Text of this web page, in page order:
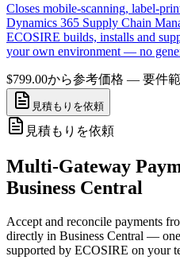
Closes mobile-scanning, label-
Dynamics 365 Supply Chain
ECOSIRE builds, installs and
your own environment — no
$799.00から参考価格 — 要件
見積もりを依頼
見積もりを依頼
Multi-Gateway
Business Central
Accept and reconcile payments
directly in Business Central —
supported by ECOSIRE on your